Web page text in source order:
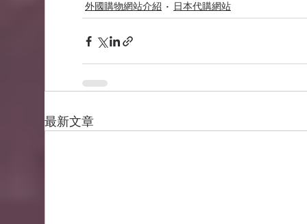
外國購物網站介紹 日本代購網站
最新文章